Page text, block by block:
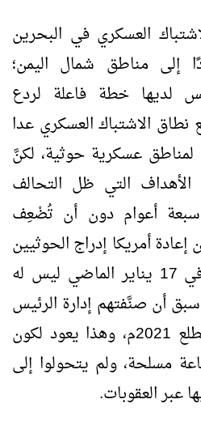
العسكري في البحرين
إلى مناطق شمال اليمن؛
لديها خطة فاعلة لردع
الاشتباك العسكري عدا
عسكرية حوثية، لكنَّ
التي ظل التحالف
سبعة أعوام دون أن تُضْعِف
إعادة أمريكا إدراج الحوثيين
منظمة إرهابية عالمية في 17 يناير الماضي ليس له
سبق أن صنَّفتهم إدارة الرئيس
السابق دونالد ترامب مطلع 2021م، وهذا يعود لكون
مسلحة، ولم يتحولوا إلى
عبر العقوبات.